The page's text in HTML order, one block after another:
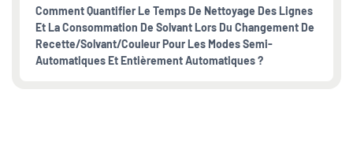
Comment Quantifier Le Temps De Nettoyage Des Lignes
Et La Consommation De Solvant Lors Du Changement De
Recette/solvant/couleur Pour Les Modes Semi-
Automatiques Et Entièrement Automatiques ?